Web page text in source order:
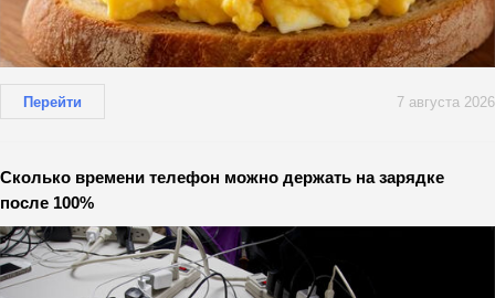
Перейти 7 августа 2026
Сколько времени телефон можно держать на зарядке
после 100%